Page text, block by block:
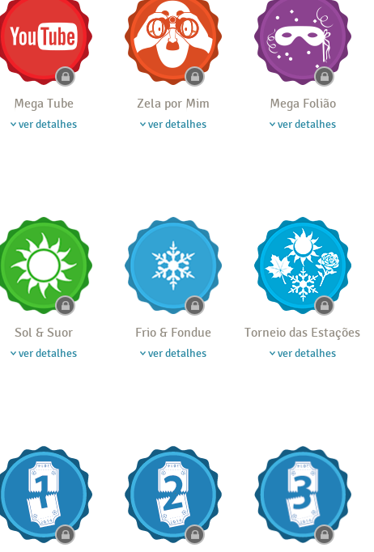
Mega Tube
ver detalhes
Zela por Mim
ver detalhes
Mega Folião
ver detalhes
Sol & Suor
ver detalhes
Frio & Fondue
ver detalhes
Torneio das Estações
ver detalhes